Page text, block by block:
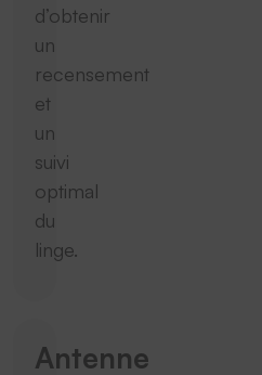
d’obtenir
un
recensement
et
un
suivi
optimal
du
linge.
Antenne